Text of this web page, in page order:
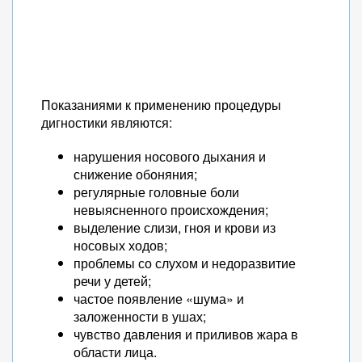
Показаниями к применению процедуры
дигностики являются:
нарушения носового дыхания и
снижение обоняния;
регулярные головные боли
невыясненного происхождения;
выделение слизи, гноя и крови из
носовых ходов;
проблемы со слухом и недоразвитие
речи у детей;
частое появление «шума» и
заложенности в ушах;
чувство давления и приливов жара в
области лица.